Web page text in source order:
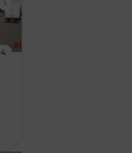
supprimer
4